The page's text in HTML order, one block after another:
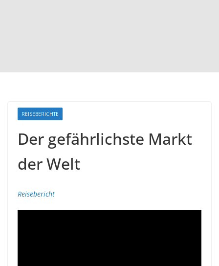
REISEBERICHTE
Der gefährlichste Markt
der Welt
Reisebericht